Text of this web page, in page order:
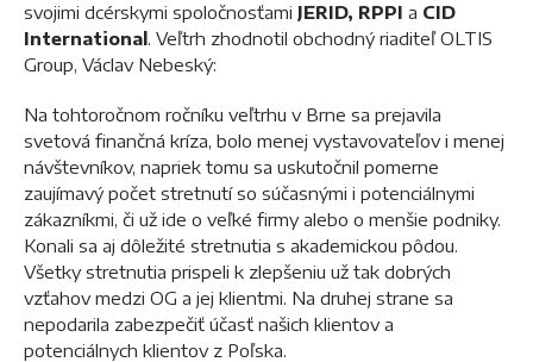
svojimi dcérskymi spoločnosťami JERID, RPPI a CID
International. Veľtrh zhodnotil obchodný riaditeľ OLTIS
Group, Václav Nebeský:
Na tohtoročnom ročníku veľtrhu v Brne sa prejavila
svetová finančná kríza, bolo menej vystavovateľov i menej
návštevníkov, napriek tomu sa uskutočnil pomerne
zaujímavý počet stretnutí so súčasnými i potenciálnymi
zákazníkmi, či už ide o veľké firmy alebo o menšie podniky.
Konali sa aj dôležité stretnutia s akademickou pôdou.
Všetky stretnutia prispeli k zlepšeniu už tak dobrých
vzťahov medzi OG a jej klientmi. Na druhej strane sa
nepodarila zabezpečiť účasť našich klientov a
potenciálnych klientov z Poľska.